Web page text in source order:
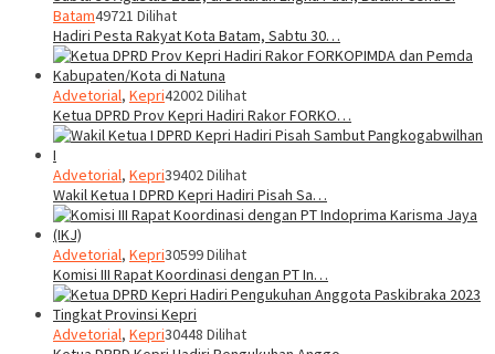
Batam49721 Dilihat
Hadiri Pesta Rakyat Kota Batam, Sabtu 30…
Advetorial, Kepri42002 Dilihat
Ketua DPRD Prov Kepri Hadiri Rakor FORKO…
Advetorial, Kepri39402 Dilihat
Wakil Ketua I DPRD Kepri Hadiri Pisah Sa…
Advetorial, Kepri30599 Dilihat
Komisi III Rapat Koordinasi dengan PT In…
Advetorial, Kepri30448 Dilihat